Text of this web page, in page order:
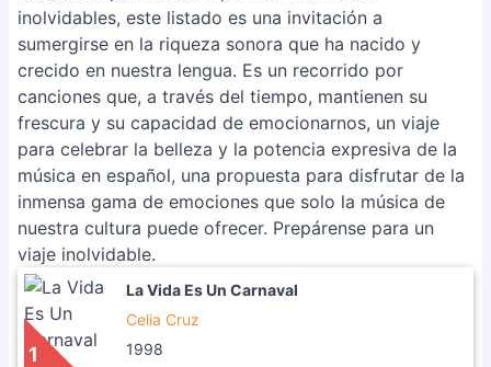
inolvidables, este listado es una invitación a
sumergirse en la riqueza sonora que ha nacido y
crecido en nuestra lengua. Es un recorrido por
canciones que, a través del tiempo, mantienen su
frescura y su capacidad de emocionarnos, un viaje
para celebrar la belleza y la potencia expresiva de la
música en español, una propuesta para disfrutar de la
inmensa gama de emociones que solo la música de
nuestra cultura puede ofrecer. Prepárense para un
viaje inolvidable.
1
La Vida Es Un Carnaval
Celia Cruz
1998